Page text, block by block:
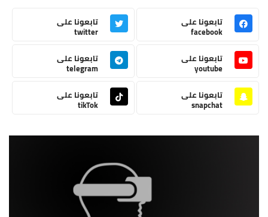
تابعونا على
facebook
تابعونا على
twitter
تابعونا على
youtube
تابعونا على
telegram
تابعونا على
snapchat
تابعونا على
tikTok